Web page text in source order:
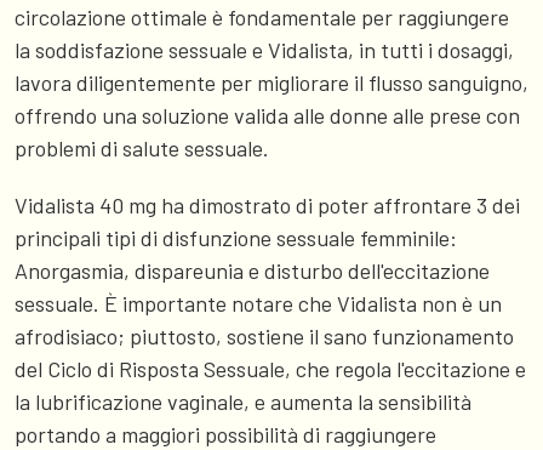
circolazione ottimale è fondamentale per raggiungere
la soddisfazione sessuale e Vidalista, in tutti i dosaggi,
lavora diligentemente per migliorare il flusso sanguigno,
offrendo una soluzione valida alle donne alle prese con
problemi di salute sessuale.
Vidalista 40 mg ha dimostrato di poter affrontare 3 dei
principali tipi di disfunzione sessuale femminile:
Anorgasmia, dispareunia e disturbo dell'eccitazione
sessuale. È importante notare che Vidalista non è un
afrodisiaco; piuttosto, sostiene il sano funzionamento
del Ciclo di Risposta Sessuale, che regola l'eccitazione e
la lubrificazione vaginale, e aumenta la sensibilità
portando a maggiori possibilità di raggiungere